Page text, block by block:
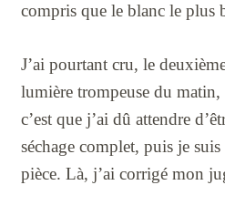
compris que le blanc le plus
J’ai pourtant cru, le
lumière trompeuse du
c’est que j’ai dû attendre
séchage complet, puis je
pièce. Là, j’ai corrigé mon